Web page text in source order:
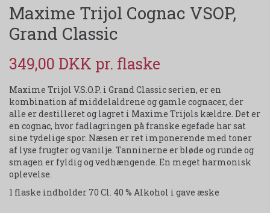
Maxime Trijol Cognac VSOP,
Grand Classic
349,00 DKK
Maxime Trijol V.S.O.P. i Grand Classic serien, er en
kombination af middelaldrene og gamle cognacer, der
alle er destilleret og lagret i Maxime Trijols kældre. Det er
en cognac, hvor fadlagringen på franske egefade har sat
sine tydelige spor. Næsen er ret imponerende med toner
af lyse frugter og vanilje. Tanninerne er bløde og runde og
smagen er fyldig og vedhængende. En meget harmonisk
oplevelse.
1 flaske indholder 70 Cl. 40 % Alkohol i gave æske